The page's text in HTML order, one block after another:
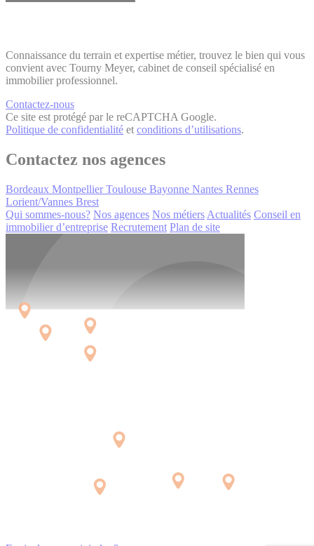
Connaissance du terrain et expertise métier, trouvez le bien qui vous
convient avec Tourny Meyer, cabinet de conseil spécialisé en
immobilier professionnel.
Contactez-nous
Ce site est protégé par le reCAPTCHA Google.
Politique de confidentialité et conditions d’utilisations.
Contactez nos agences
Bordeaux Montpellier Toulouse Bayonne Nantes Rennes
Lorient/Vannes Brest
Qui sommes-nous? Nos agences Nos métiers Actualités Conseil en
immobilier d’entreprise Recrutement Plan de site